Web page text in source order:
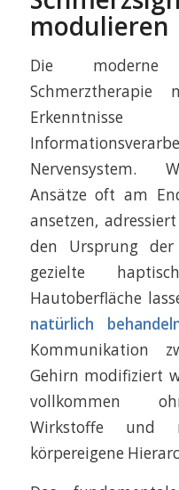
modulieren
Die moderne
Schmerztherapie
Nervensystem.
Ansätze oft am
ansetzen,
den Ursprung der
gezielte
Hautoberfläche
natürlich
Kommunikation
Gehirn modifiziert
vollkommen
Wirkstoffe und
körpereigene